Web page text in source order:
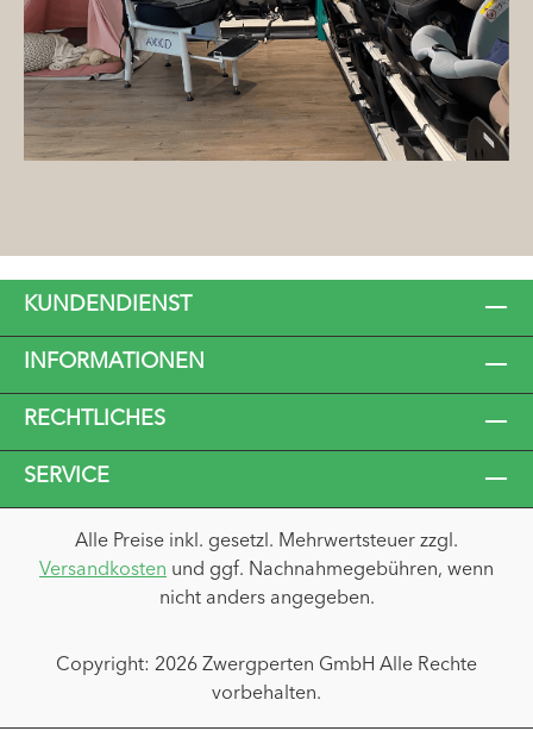
KUNDENDIENST
INFORMATIONEN
RECHTLICHES
SERVICE
Alle Preise inkl. gesetzl. Mehrwertsteuer zzgl.
Versandkosten und ggf. Nachnahmegebühren, wenn
nicht anders angegeben.
Copyright: 2026 Zwergperten GmbH Alle Rechte
vorbehalten.